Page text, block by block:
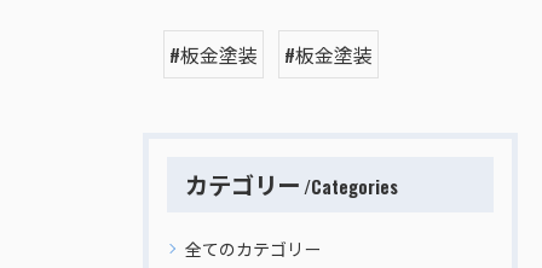
#板金塗装 #板金塗装
カテゴリー Categories
全てのカテゴリー